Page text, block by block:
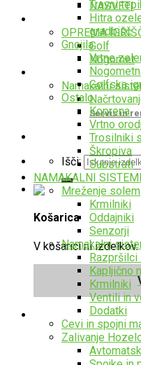
NASVETI
OPREMA
Golf
Nogomet
Namakalni
Servis in
Išči:
Košarica
V košarici ni izdelkov.
Travni
Hitra
gradbišč
Gnojila
Vrtne
Golfska
Ostalo
Koprena
Vrtno
Trosilniki
Škropiva
Substrati
NAMAKALNI SISTEMI
Mreženje solem
Krmilniki
Oddajniki
Senzorji
Namakalni
Razpršilci
Kapljično
Krmilniki
Ventili in
Dodatki
Cevi in spojni
Zalivanje